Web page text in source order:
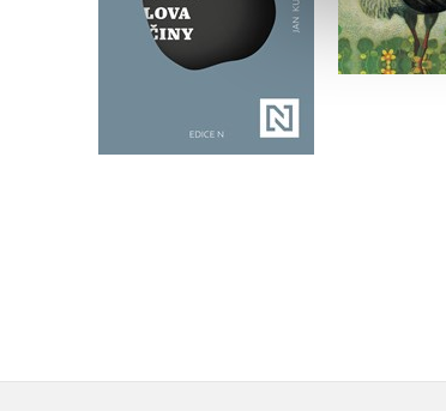
199 Kč
159 Kč